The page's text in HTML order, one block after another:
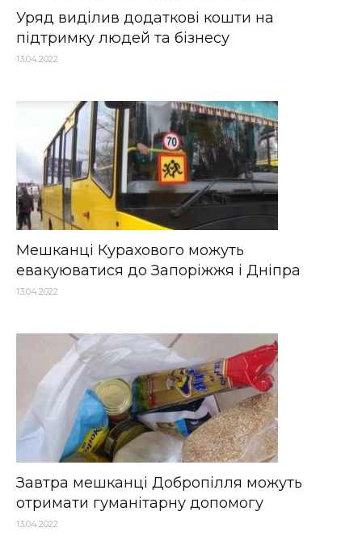
Уряд виділив додаткові кошти на
підтримку людей та бізнесу
13.04.2022
Мешканці Курахового можуть
евакуюватися до Запоріжжя і Дніпра
13.04.2022
Завтра мешканці Добропілля можуть
отримати гуманітарну допомогу
13.04.2022